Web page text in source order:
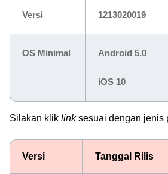
Versi 1213020019
OS Minimal Android 5.0
iOS 10
Silakan klik linksesuai dengan jenis
Versi Tanggal Rilis